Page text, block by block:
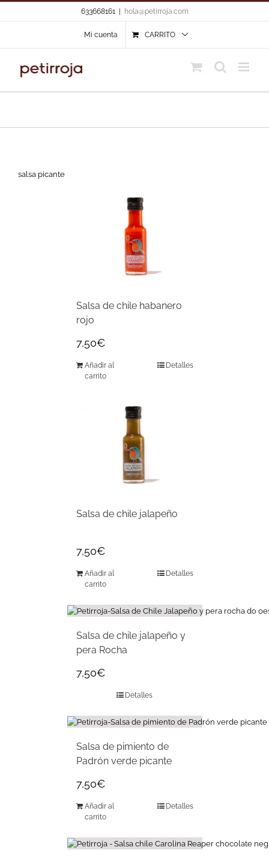
633668161 hola@petirroja.com
Mi cuenta CARRITO
salsa picante
Salsa de chile habanero
rojo
7,50€
Añadir al
carrito
Detalles
Salsa de chile jalapeño
7,50€
Añadir al
carrito
Detalles
Salsa de chile jalapeño y
pera Rocha
7,50€
Detalles
Salsa de pimiento de
Padrón verde picante
7,50€
Añadir al
carrito
Detalles